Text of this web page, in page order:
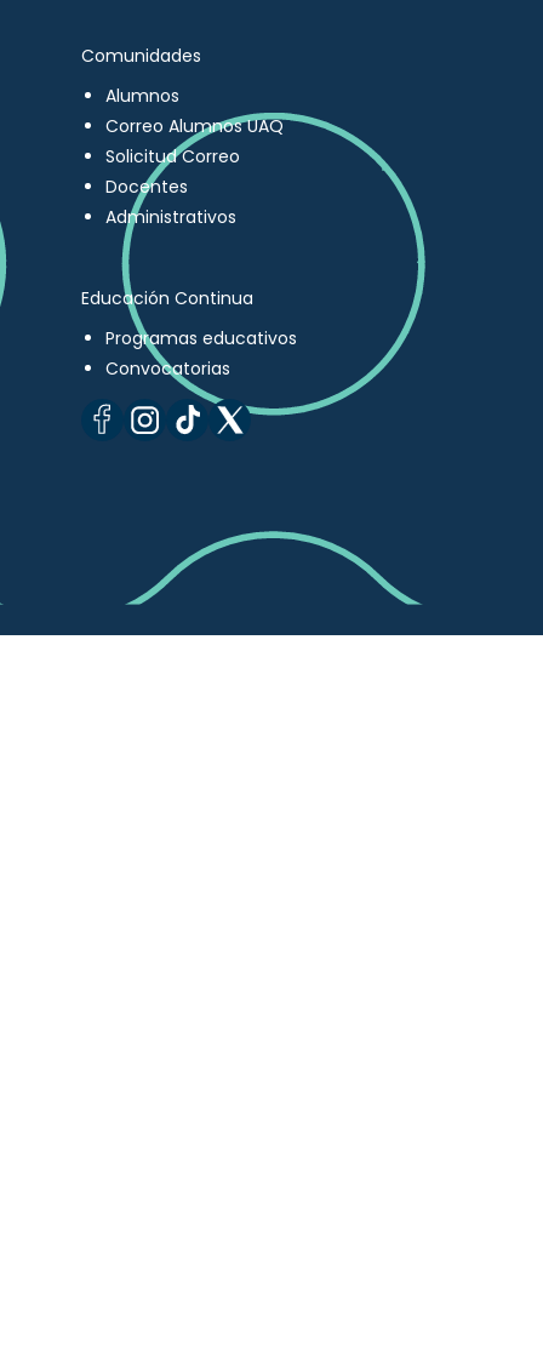
Comunidades
Alumnos
Correo Alumnos UAQ
Solicitud Correo
Docentes
Administrativos
Educación Continua
Programas educativos
Convocatorias